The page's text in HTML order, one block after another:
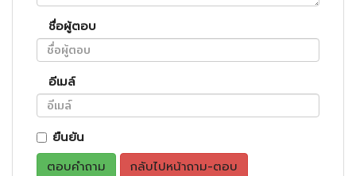
ชื่อผู้ตอบ
อีเมล์
ยืนยัน
ตอบคำถาม
กลับไปหน้าถาม-ตอบ